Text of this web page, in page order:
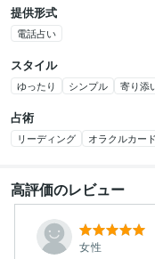
提供形式
電話占い
スタイル
ゆったり シンプル 寄り添
占術
リーディング オラクルカード
高評価のレビュー
女性